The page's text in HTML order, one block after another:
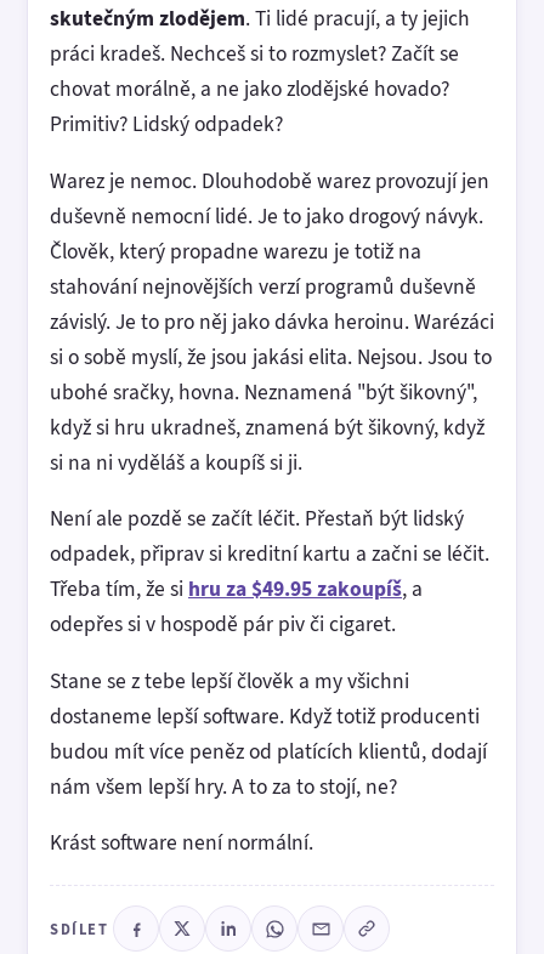
skutečným zlodějem. Ti lidé pracují, a ty jejich
práci kradeš. Nechceš si to rozmyslet? Začít se
chovat morálně, a ne jako zlodějské hovado?
Primitiv? Lidský odpadek?
Warez je nemoc. Dlouhodobě warez provozují jen
duševně nemocní lidé. Je to jako drogový návyk.
Člověk, který propadne warezu je totiž na
stahování nejnovějších verzí programů duševně
závislý. Je to pro něj jako dávka heroinu. Warézáci
si o sobě myslí, že jsou jakási elita. Nejsou. Jsou to
ubohé sračky, hovna. Neznamená "být šikovný",
když si hru ukradneš, znamená být šikovný, když
si na ni vyděláš a koupíš si ji.
Není ale pozdě se začít léčit. Přestaň být lidský
odpadek, připrav si kreditní kartu a začni se léčit.
Třeba tím, že si hru za $49.95 zakoupíš, a
odepřes si v hospodě pár piv či cigaret.
Stane se z tebe lepší člověk a my všichni
dostaneme lepší software. Když totiž producenti
budou mít více peněz od platících klientů, dodají
nám všem lepší hry. A to za to stojí, ne?
Krást software není normální.
SDÍLET